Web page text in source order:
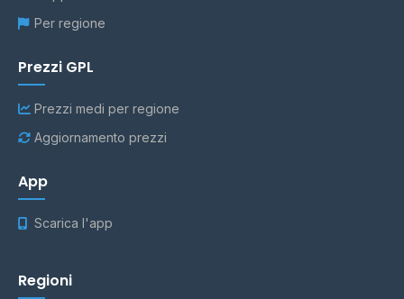
Per regione
Prezzi GPL
Prezzi medi per regione
Aggiornamento prezzi
App
Scarica l'app
Regioni